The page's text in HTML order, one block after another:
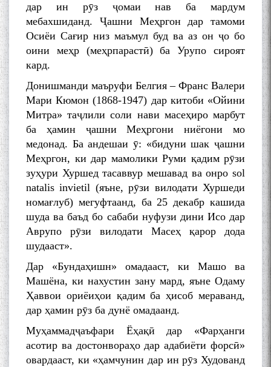
дар ин рӯз ҷомаи нав ба мардум
мебахшиданд. Ҷашни Меҳргон дар тамоми
Осиёи Сағир низ маъмул буд ва аз он ҷо бо
оини меҳр (меҳрпарастӣ) ба Урупо сироят
кард.
Донишманди маъруфи Белгия – Франс Валери
Мари Кюмон (1868-1947) дар китоби «Ойини
Митра» таҷлили соли нави масеҳиро марбут
ба ҳамин ҷашни Меҳргони ниёгони мо
медонад. Ба андешаи ӯ: «бидуни шак ҷашни
Меҳргон, ки дар мамолики Руми қадим рӯзи
зуҳури Хуршед тасаввур мешавад ва онро sol
natalis invietil (яъне, рӯзи вилодати Хуршеди
номағлуб) мегуфтаанд, ба 25 декабр кашида
шуда ва баъд бо сабаби нуфузи дини Исо дар
Аврупо рӯзи вилодати Масеҳ қарор дода
шудааст».
Дар «Бундаҳишн» омадааст, ки Машо ва
Машёна, ки нахустин зану мард, яъне Одаму
Ҳаввои ориёиҳои қадим ба ҳисоб мераванд,
дар ҳамин рӯз ба дунё омадаанд.
Муҳаммадҷаъфари Ёҳақӣ дар «Фарҳанги
асотир ва достонвораҳо дар адабиёти форсӣ»
овардааст, ки «ҳамчунин дар ин рӯз Худованд